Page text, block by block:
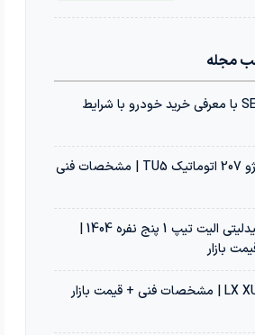
مجله
بررسی پراید 111 SE با معرفی خرید خودرو با شرایط
معرفی و خرید پژو 207 اتوماتیک TU5 | مشخصات فنی
معرفی و خرید فیدلیتی الیت تیپ 1 پنج نفره 1404 |
بازار
معرفی سمند LX XU7 | مشخصات فنی + قیمت بازار